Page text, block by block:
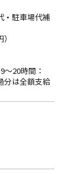
・駐車場代補
20時間：
分は全額支給